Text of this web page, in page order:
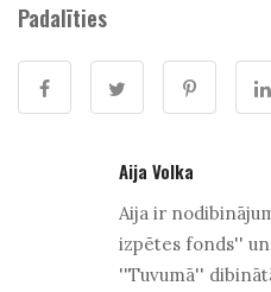
Padalīties
Aija Volka
Aija ir
izpētes fonds''
''Tuvumā''